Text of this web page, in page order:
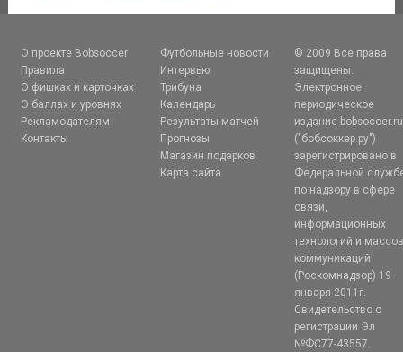
О проекте Bobsoccer
Правила
О фишках и карточках
О баллах и уровнях
Рекламодателям
Контакты
Футбольные новости
Интервью
Трибуна
Календарь
Результаты матчей
Прогнозы
Магазин подарков
Карта сайта
© 2009 Все права
защищены.
Электронное
периодическое
издание bobsoccer.ru
("бобсоккер.ру")
зарегистрировано в
Федеральной
по надзору в сфере
связи,
информационных
технологий и
коммуникаций
(Роскомнадзор) 19
января 2011г.
Свидетельство о
регистрации Эл
№ФС77-43557.